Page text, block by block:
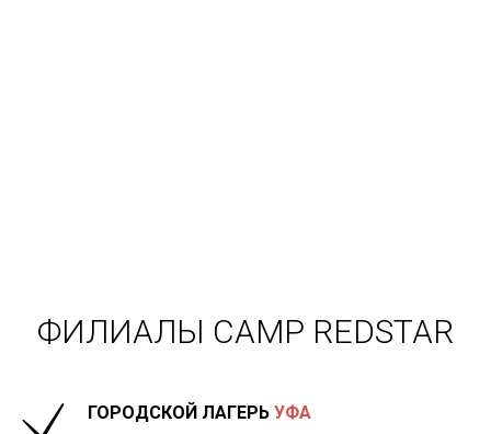
ФИЛИАЛЫ CAMP REDSTAR
ГОРОДСКОЙ ЛАГЕРЬ УФА